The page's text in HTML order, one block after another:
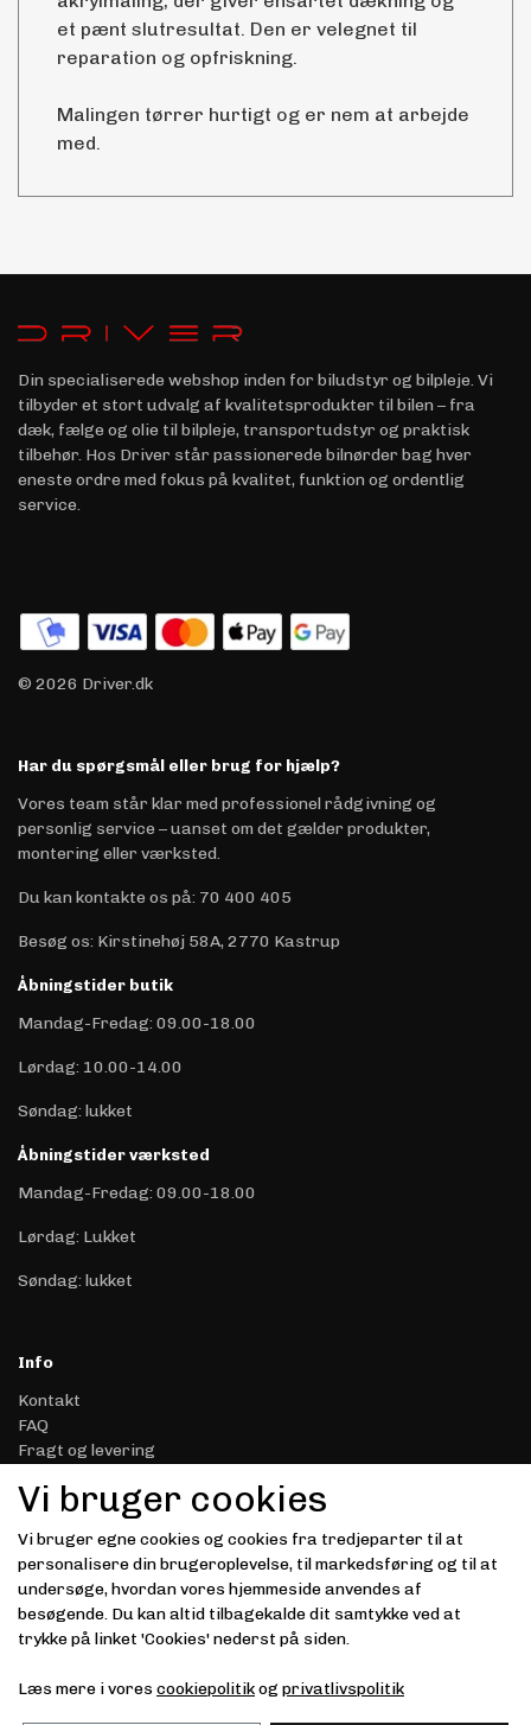
et pænt slutresultat. Den er velegnet til
reparation og opfriskning.
Malingen tørrer hurtigt og er nem at arbejde
med.
Din specialiserede webshop inden for biludstyr og bilpleje. Vi
tilbyder et stort udvalg af kvalitetsprodukter til bilen – fra
dæk, fælge og olie til bilpleje, transportudstyr og praktisk
tilbehør. Hos Driver står passionerede bilnørder bag hver
eneste ordre med fokus på kvalitet, funktion og ordentlig
service.
© 2026 Driver.dk
Har du spørgsmål eller brug for hjælp?
Vores team står klar med professionel rådgivning og
personlig service – uanset om det gælder produkter,
montering eller værksted.
Du kan kontakte os på: 70 400 405
Besøg os: Kirstinehøj 58A, 2770 Kastrup
Åbningstider butik
Mandag-Fredag: 09.00-18.00
Lørdag: 10.00-14.00
Søndag: lukket
Åbningstider værksted
Mandag-Fredag: 09.00-18.00
Lørdag: Lukket
Søndag: lukket
Info
Kontakt
FAQ
Fragt og levering
Handelsbetingelser
Datasikkerhed & Privatliv
Gavekort
Om Driver.dk
Kunde login
Modtag vores nyhedsbrev via e-mail
Tilmeld
Vi bruger cookies
Vi bruger egne cookies og cookies fra tredjeparter til at
personalisere din brugeroplevelse, til markedsføring og til at
undersøge, hvordan vores hjemmeside anvendes af
besøgende. Du kan altid tilbagekalde dit samtykke ved at
trykke på linket 'Cookies' nederst på siden.
Læs mere i vores cookiepolitikog privatlivspolitik